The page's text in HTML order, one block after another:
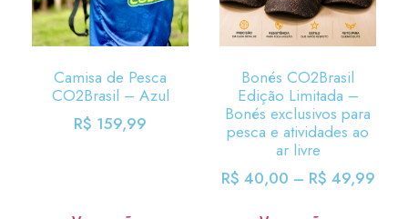
Camisa de Pesca
CO2Brasil – Azul
R$ 159,99
Bonés CO2Brasil
Edição Limitada –
Bonés exclusivos para
pesca e atividades ao
ar livre
R$ 40,00 – R$ 49,99